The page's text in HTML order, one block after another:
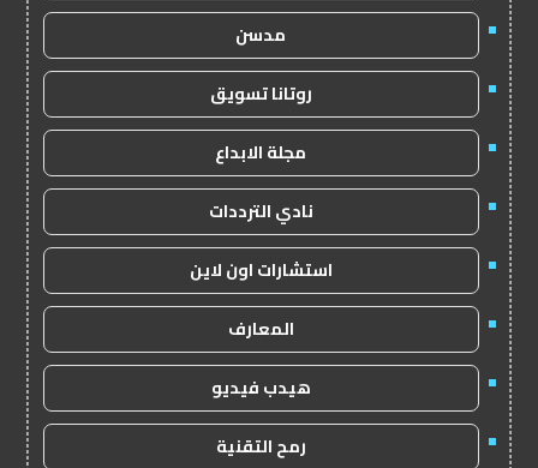
مدسن
روتانا تسويق
مجلة الابداع
نادي الترددات
استشارات اون لاين
المعارف
هيدب فيديو
رمح التقنية